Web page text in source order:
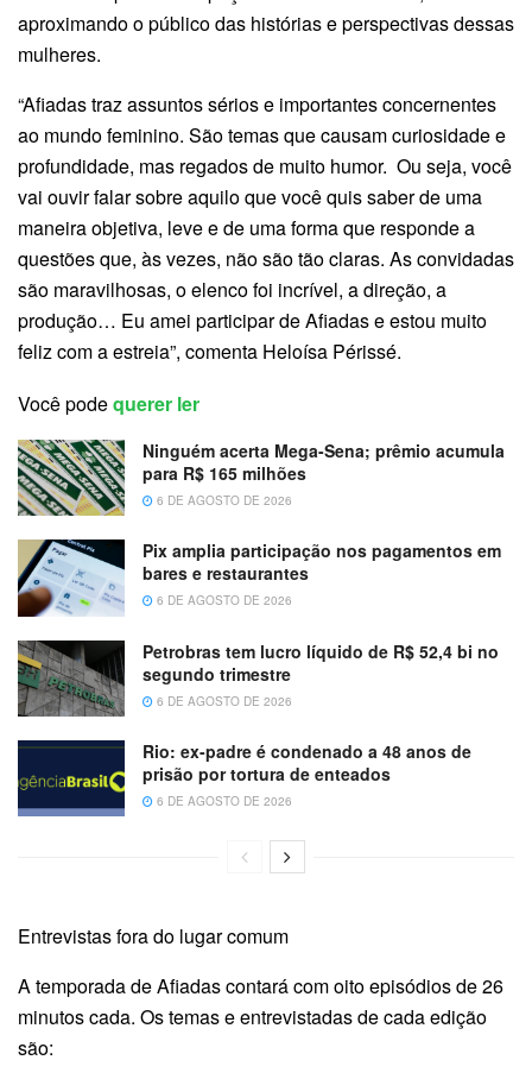
aproximando o público das histórias e perspectivas dessas
mulheres.
“Afiadas traz assuntos sérios e importantes concernentes
ao mundo feminino. São temas que causam curiosidade e
profundidade, mas regados de muito humor. Ou seja, você
vai ouvir falar sobre aquilo que você quis saber de uma
maneira objetiva, leve e de uma forma que responde a
questões que, às vezes, não são tão claras. As convidadas
são maravilhosas, o elenco foi incrível, a direção, a
produção… Eu amei participar de Afiadas e estou muito
feliz com a estreia”, comenta Heloísa Périssé.
Você podequerer ler
Ninguém acerta Mega-Sena; prêmio acumula
para R$ 165 milhões
6 DE AGOSTO DE 2026
Pix amplia participação nos pagamentos em
bares e restaurantes
6 DE AGOSTO DE 2026
Petrobras tem lucro líquido de R$ 52,4 bi no
segundo trimestre
6 DE AGOSTO DE 2026
Rio: ex-padre é condenado a 48 anos de
prisão por tortura de enteados
6 DE AGOSTO DE 2026
Entrevistas fora do lugar comum
A temporada de Afiadas contará com oito episódios de 26
minutos cada. Os temas e entrevistadas de cada edição
são: